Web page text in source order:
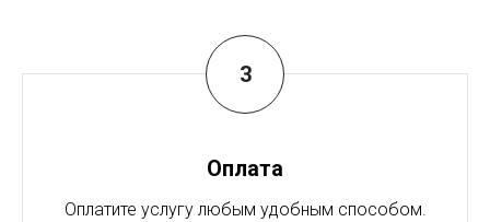
Оплата
Оплатите услугу любым удобным способом.